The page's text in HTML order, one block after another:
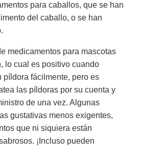
para caballos, que se han
del caballo, o se han
medicamentos para mascotas
lo cual es positivo cuando
píldora fácilmente, pero es
las píldoras por su cuenta y
de una vez. Algunas
gustativas menos exigentes,
que ni siquiera están
¡Incluso pueden